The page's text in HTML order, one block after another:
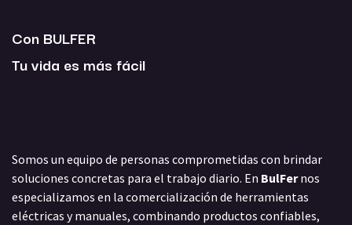
Con BULFER
Tu vida es más fácil
Somos un equipo de personas comprometidas con brindar
soluciones concretas para el trabajo diario. En BulFernos
especializamos en la comercialización de herramientas
eléctricas y manuales, combinando productos confiables,